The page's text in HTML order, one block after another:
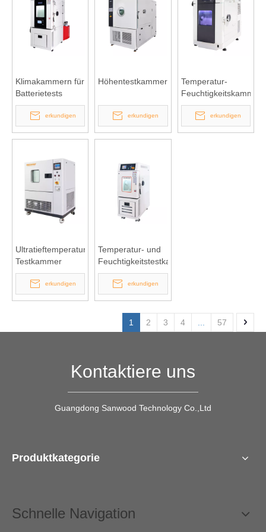
Klimakammern für
Batterietests
erkundigen
Höhentestkammer
erkundigen
Temperatur-
Feuchtigkeitskammer
vom Tischmodell
erkundigen
Ultratieftemperatur-
Testkammer
erkundigen
Temperatur- und
Feuchtigkeitstestkammer
erkundigen
1 2 3 4 57
Kontaktiere uns
Guangdong Sanwood Technology Co.,Ltd
Produktkategorie
Schnelle Navigation